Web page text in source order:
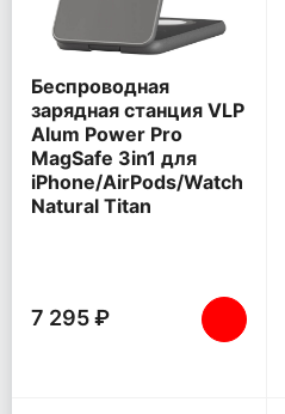
Беспроводная
зарядная станция VLP
Alum Power Pro
MagSafe 3in1 для
iPhone/AirPods/Watch
Natural Titan
7 295 ₽